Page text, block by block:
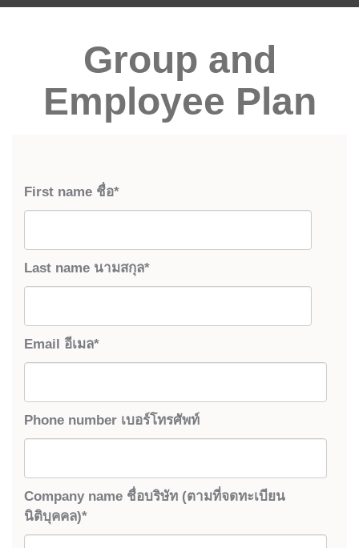
Group and
Employee Plan
First name ชื่อ*
Last name นามสกุล*
Email อีเมล*
Phone number เบอร์โทรศัพท์
Company name ชื่อบริษัท (ตามที่จดทะเบียน
นิติบุคคล)*